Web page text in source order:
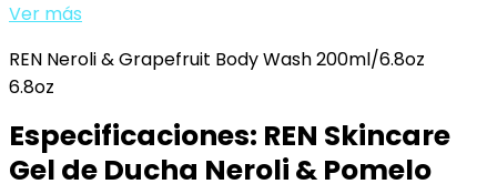
Ver más
REN Neroli & Grapefruit Body Wash 200ml/6.8oz
6.8oz
Especificaciones: REN Skincare
Gel de Ducha Neroli & Pomelo